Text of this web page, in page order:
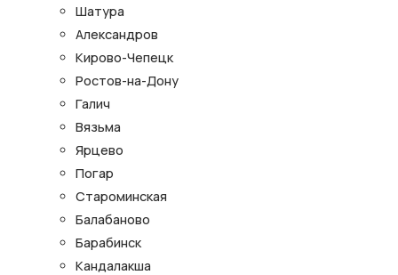
Шатура
Александров
Кирово-Чепецк
Ростов-на-Дону
Галич
Вязьма
Ярцево
Погар
Староминская
Балабаново
Барабинск
Кандалакша